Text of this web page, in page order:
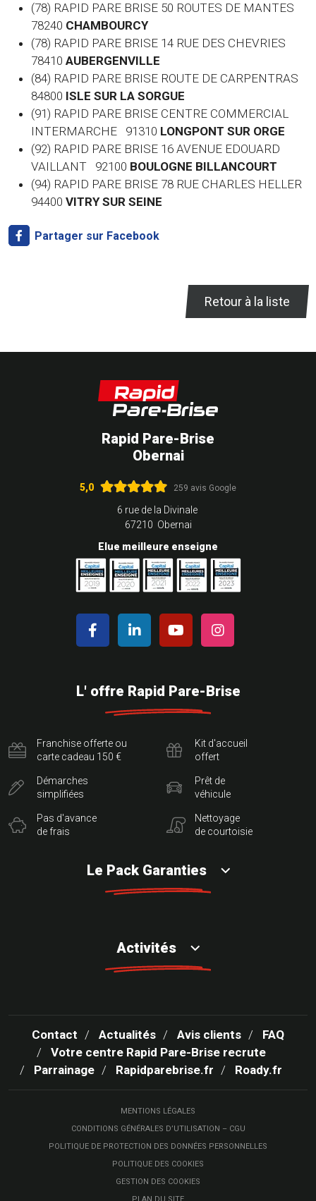
(78) RAPID PARE BRISE 50 ROUTES DE MANTES
78240 CHAMBOURCY
(78) RAPID PARE BRISE 14 RUE DES CHEVRIES
78410 AUBERGENVILLE
(84) RAPID PARE BRISE ROUTE DE CARPENTRAS
84800 ISLE SUR LA SORGUE
(91) RAPID PARE BRISE CENTRE COMMERCIAL
INTERMARCHE 91310 LONGPONT SUR ORGE
(92) RAPID PARE BRISE 16 AVENUE EDOUARD
VAILLANT 92100 BOULOGNE BILLANCOURT
(94) RAPID PARE BRISE 78 RUE CHARLES HELLER
94400 VITRY SUR SEINE
Partager sur Facebook
Retour à la liste
Rapid Pare-Brise
Obernai
5,0 259 avis Google
6 rue de la Divinale
67210 Obernai
Elue meilleure enseigne
L' offre Rapid Pare-Brise
Franchise offerte ou
carte cadeau 150 €
Démarches
simplifiées
Pas d'avance
de frais
Kit d'accueil
offert
Prêt de
véhicule
Nettoyage
de courtoisie
Le Pack Garanties
Activités
Contact Actualités Avis clients
FAQ
Votre centre Rapid Pare-Brise recrute
Parrainage
Rapidparebrise.fr Roady.fr
MENTIONS LÉGALES
CONDITIONS GÉNÉRALES D’UTILISATION – CGU
POLITIQUE DE PROTECTION DES DONNÉES PERSONNELLES
POLITIQUE DES COOKIES
GESTION DES COOKIES